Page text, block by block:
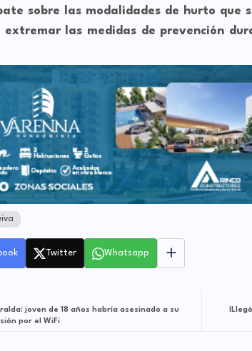
sobre las modalidades de hurto que
extremar las medidas de prevención
Twitter Whatsapp
joven de 18 años habría asesinado a su
por el WiFi